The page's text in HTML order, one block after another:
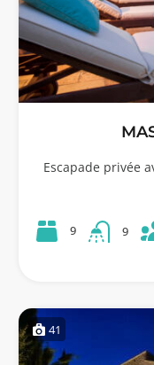
Escapade privée
9 9
41